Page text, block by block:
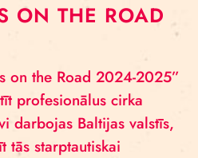
ON THE ROAD
on the Road 2024-2025”
profesionālus cirka
darbojas Baltijas valstīs,
tās starptautiskai